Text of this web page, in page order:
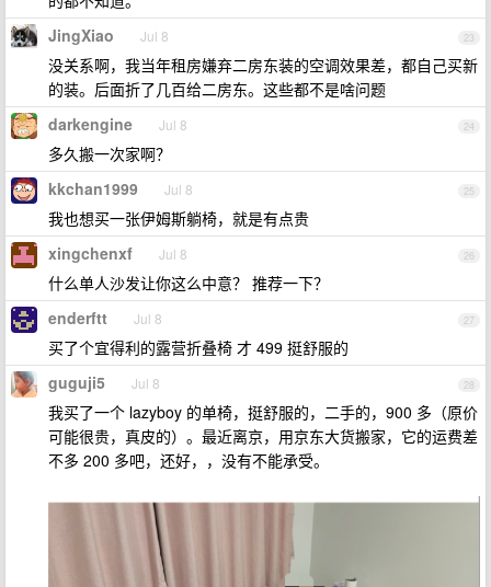
23
JingXiao Jul 8
没关系啊，我当年租房嫌弃二房东装的空调效果差，都自己买新
的装。后面折了几百给二房东。这些都不是啥问题
24
darkengine Jul 8
多久搬一次家啊？
25
kkchan1999 Jul 8
我也想买一张伊姆斯躺椅，就是有点贵
26
xingchenxf Jul 8
什么单人沙发让你这么中意？ 推荐一下？
27
enderftt Jul 8
买了个宜得利的露营折叠椅 才 499 挺舒服的
28
guguji5 Jul 8
我买了一个 lazyboy 的单椅，挺舒服的，二手的，900 多（原价
可能很贵，真皮的）。最近离京，用京东大货搬家，它的运费差
不多 200 多吧，还好，，没有不能承受。